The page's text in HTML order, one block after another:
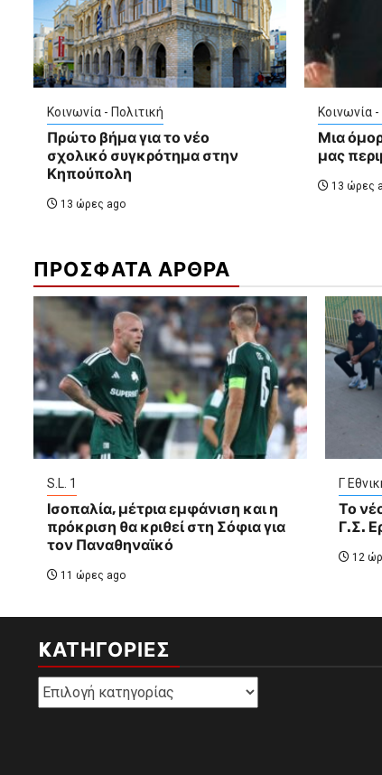
Κοινωνία - Πολιτική
Πρώτο βήμα για το νέο
σχολικό συγκρότημα στην
Κηπούπολη
13 ώρες ago
Κοινωνία -
Μια
μας
13 ώρες
ΠΡΟΣΦΑΤΑ ΑΡΘΡΑ
S.L. 1
Ισοπαλία, μέτρια εμφάνιση και η
πρόκριση θα κριθεί στη Σόφια για
τον Παναθηναϊκό
11 ώρες ago
Γ
Το
Γ.Σ.
12
KΑΤΗΓΟΡΊΕΣ
Kατηγορίες